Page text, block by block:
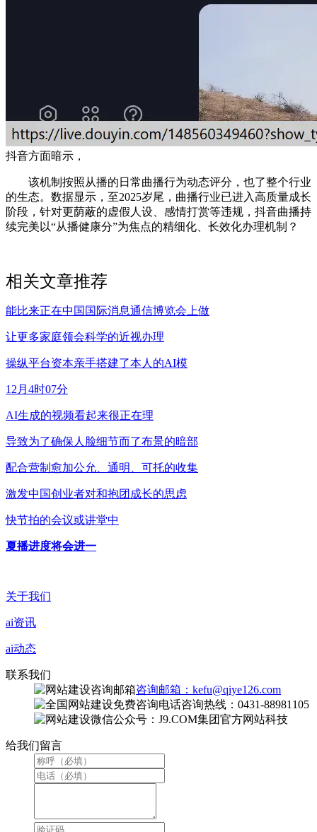
抖音方面暗示，
该机制按照从播的日常曲播行为动态评分，也了整个行业
的生态。数据显示，至2025岁尾，曲播行业已进入高质量成长
阶段，针对更荫蔽的虚假人设、感情打赏等违规，抖音曲播持
续完美以“从播健康分”为焦点的精细化、长效化办理机制？
相关文章推荐
能比来正在中国国际消息通信博览会上做
让更多家庭领会科学的近视办理
操纵平台资本亲手搭建了本人的AI模
12月4时07分
AI生成的视频看起来很正在理
导致为了确保人脸细节而了布景的暗部
配合营制愈加公允、通明、可托的收集
激发中国创业者对和抱团成长的思虑
快节拍的会议或讲堂中
夏播进度将会进一
关于我们
ai资讯
ai动态
联系我们
咨询邮箱：kefu@qiye126.com
咨询热线：0431-88981105
微信公众号：J9.COM集团官方网站科技
给我们留言